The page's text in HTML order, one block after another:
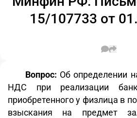
15/107733 от
Вопрос: Об определении
НДС при реализации
приобретенного у физлица в
взыскания на предмет